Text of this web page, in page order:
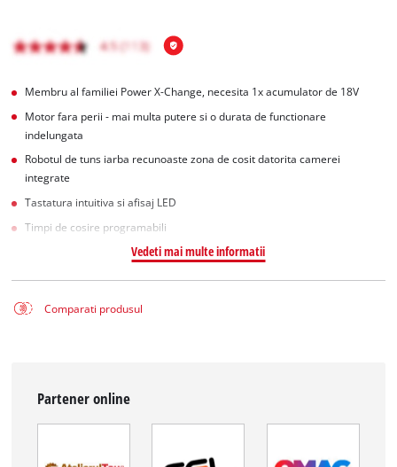
Membru al familiei Power X-Change, necesita 1x acumulator de 18V
Motor fara perii - mai multa putere si o durata de functionare
indelungata
Robotul de tuns iarba recunoaste zona de cosit datorita camerei
integrate
Tastatura intuitiva si afisaj LED
Timpi de cosire programabili
Vedeti mai multe informatii
Comparati produsul
Partener online